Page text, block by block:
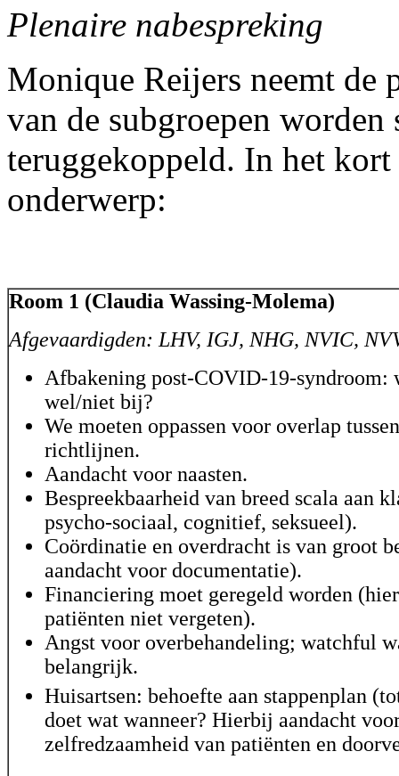
Plenaire nabespreking
Monique Reijers neemt de
van de subgroepen worden
teruggekoppeld. In het kort
onderwerp:
Room 1 (Claudia Wassing-Molema)
Afgevaardigden: LHV, IGJ, NHG, NVIC,
Afbakening post-COVID-19-syndroom:
wel/niet bij?
We moeten oppassen voor overlap
richtlijnen.
Aandacht voor naasten.
Bespreekbaarheid van breed scala aan
psycho-sociaal, cognitief, seksueel).
Coördinatie en overdracht is van groot
aandacht voor documentatie).
Financiering moet geregeld worden
patiënten niet vergeten).
Angst voor overbehandeling; watchful
belangrijk.
Huisartsen: behoefte aan stappenplan
doet wat wanneer? Hierbij aandacht
zelfredzaamheid van patiënten en